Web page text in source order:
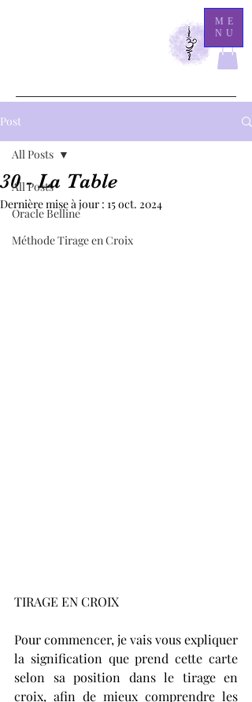
ME
NU
Post
All Posts
Oracle Belline
Méthode Tirage en Croix
All Posts
30 - La Table
Dernière mise à jour : 15 oct. 2024
TIRAGE EN CROIX
Pour commencer, je vais vous expliquer
la signification que prend cette carte
selon sa position dans le tirage en
croix, afin de mieux comprendre les